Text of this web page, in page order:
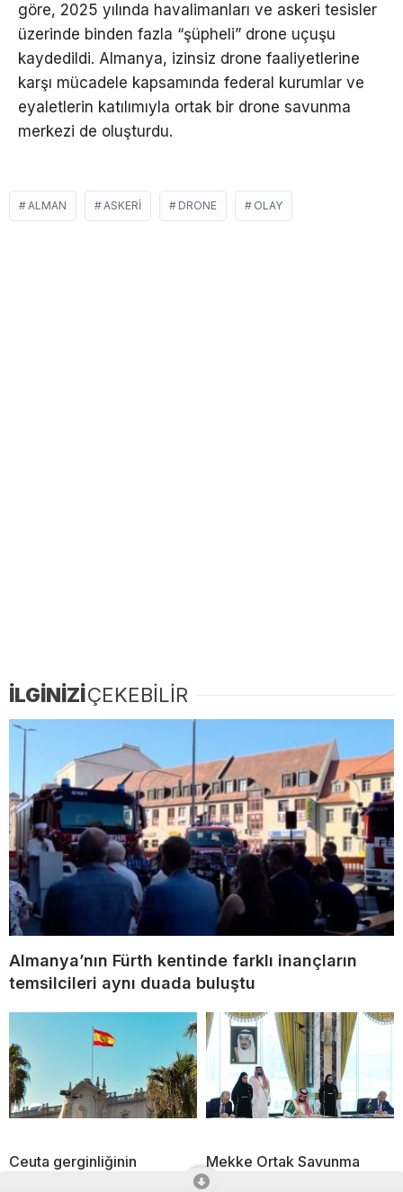
göre, 2025 yılında havalimanları ve askeri tesisler
üzerinde binden fazla “şüpheli” drone uçuşu
kaydedildi. Almanya, izinsiz drone faaliyetlerine
karşı mücadele kapsamında federal kurumlar ve
eyaletlerin katılımıyla ortak bir drone savunma
merkezi de oluşturdu.
ALMAN ASKERI DRONE OLAY
İLGİNİZİÇEKEBİLİR
Almanya’nın Fürth kentinde farklı inançların
temsilcileri aynı duada buluştu
Ceuta gerginliğinin
Mekke Ortak Savunma
Anlaşması dünya basınında: